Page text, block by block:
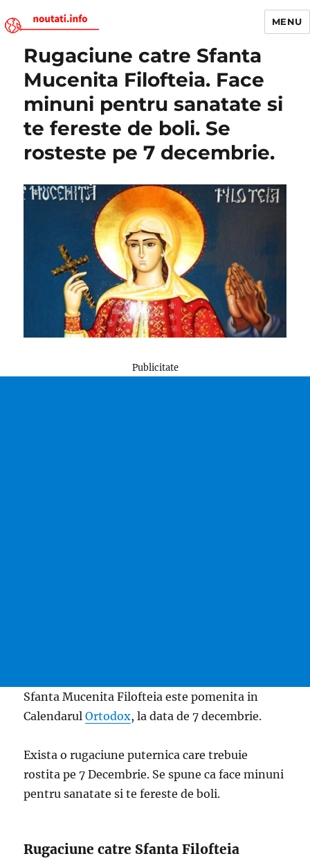
Noutati.Info
MENU
Rugaciune catre Sfanta
Mucenita Filofteia. Face
minuni pentru sanatate si
te fereste de boli. Se
rosteste pe 7 decembrie.
Publicitate
Sfanta Mucenita Filofteia este pomenita in
CalendarulOrtodox, la data de 7 decembrie.
Exista o rugaciune puternica care trebuie
rostita pe 7 Decembrie. Se spune ca face minuni
pentru sanatate si te fereste de boli.
Rugaciune catre Sfanta Filofteia